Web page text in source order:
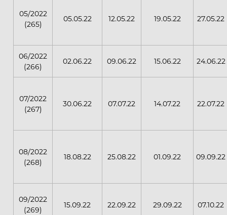
05/2022
(265)
05.05.22 12.05.22 19.05.22 27.05.22
06/2022
(266)
02.06.22 09.06.22 15.06.22 24.06.22
07/2022
(267)
30.06.22 07.07.22 14.07.22 22.07.22
08/2022
(268)
18.08.22 25.08.22 01.09.22 09.09.22
09/2022
(269)
15.09.22 22.09.22 29.09.22 07.10.22